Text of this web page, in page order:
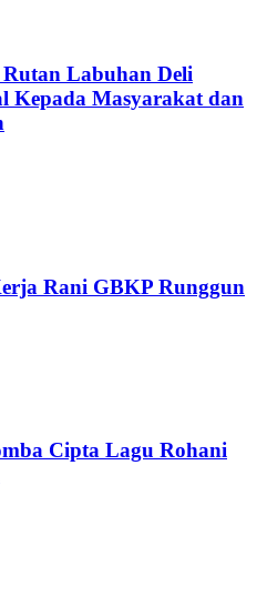
Labuhan Deli
Kepada Masyarakat dan
Rani GBKP Runggun
Cipta Lagu Rohani